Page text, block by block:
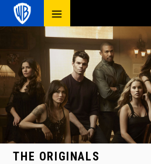
THE ORIGINALS